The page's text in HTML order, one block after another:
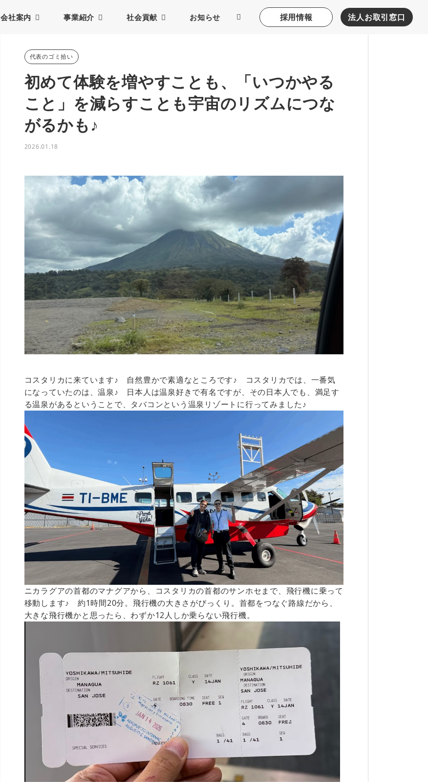
会社案内 事業紹介 社会貢献 お知らせ 採用情報 法人お取引窓口
代表のゴミ拾い
初めて体験を増やすことも、「いつかやる
こと」を減らすことも宇宙のリズムにつな
がるかも♪
2026.01.18
コスタリカに来ています♪ 自然豊かで素適なところです♪ コスタリカでは、一番気
になっていたのは、温泉♪ 日本人は温泉好きで有名ですが、その日本人でも、満足す
る温泉があるということで、タバコンという温泉リゾートに行ってみました♪
ニカラグアの首都のマナグアから、コスタリカの首都のサンホセまで、飛行機に乗って
移動します♪ 約1時間20分。飛行機の大きさがびっくり。首都をつなぐ路線だから、
大きな飛行機かと思ったら、わずか12人しか乗らない飛行機。